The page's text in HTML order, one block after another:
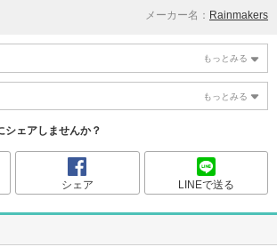
メーカー名： Rainmakers
もっとみる
もっとみる
ェアしませんか？
シェア LINEで送る